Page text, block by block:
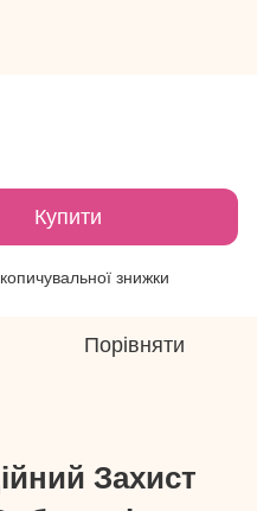
Купити
знижки
Порівняти
Захист